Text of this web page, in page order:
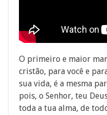
O primeiro e maior
cristão, para você e
sua vida, é a mesma
pois, o Senhor, teu
toda a tua alma, de